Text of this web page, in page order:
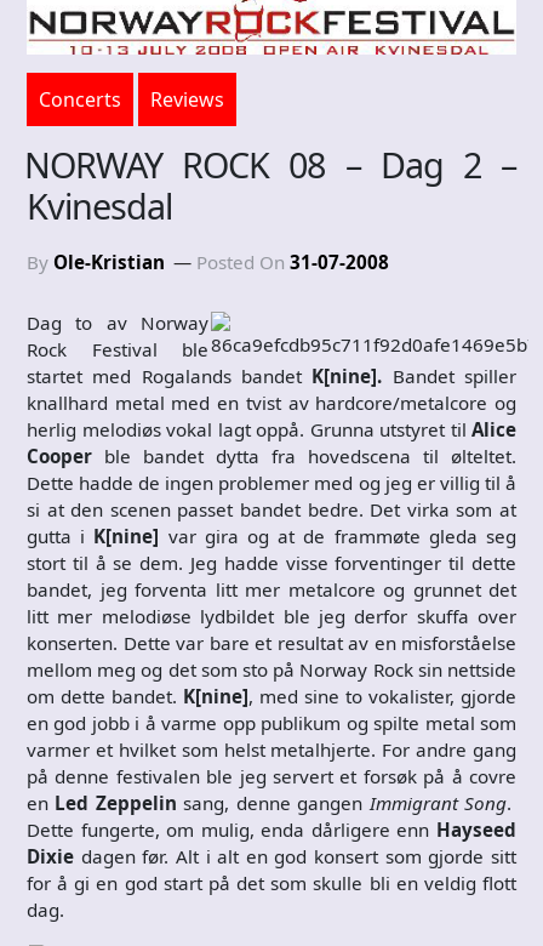
Concerts Reviews
NORWAY ROCK 08 – Dag 2 –
Kvinesdal
By Ole-Kristian Posted On 31-07-2008
Dag to av Norway
Rock Festival ble
startet med Rogalands bandet K[nine]. Bandet spiller
knallhard metal med en tvist av hardcore/metalcore og
herlig melodiøs vokal lagt oppå. Grunna utstyret til Alice
Cooper ble bandet dytta fra hovedscena til ølteltet.
Dette hadde de ingen problemer med og jeg er villig til å
si at den scenen passet bandet bedre. Det virka som at
gutta i K[nine] var gira og at de frammøte gleda seg
stort til å se dem. Jeg hadde visse forventinger til dette
bandet, jeg forventa litt mer metalcore og grunnet det
litt mer melodiøse lydbildet ble jeg derfor skuffa over
konserten. Dette var bare et resultat av en misforståelse
mellom meg og det som sto på Norway Rock sin nettside
om dette bandet. K[nine], med sine to vokalister, gjorde
en god jobb i å varme opp publikum og spilte metal som
varmer et hvilket som helst metalhjerte. For andre gang
på denne festivalen ble jeg servert et forsøk på å covre
en Led Zeppelin sang, denne gangen Immigrant Song.
Dette fungerte, om mulig, enda dårligere enn Hayseed
Dixie dagen før. Alt i alt en god konsert som gjorde sitt
for å gi en god start på det som skulle bli en veldig flott
dag.